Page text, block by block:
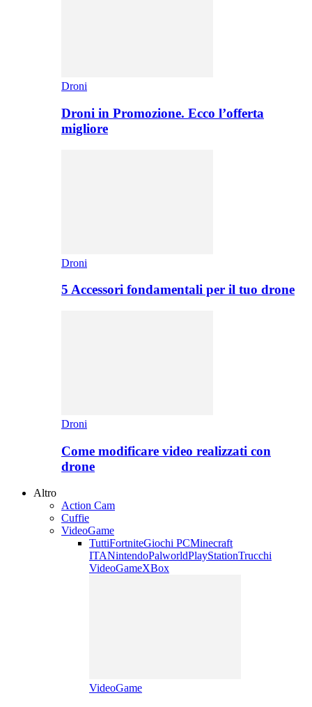
Droni
Droni in Promozione. Ecco l’offerta
migliore
Droni
5 Accessori fondamentali per il tuo drone
Droni
Come modificare video realizzati con
drone
Altro
Action Cam
Cuffie
VideoGame
TuttiFortniteGiochi PCMinecraft
ITANintendoPalworldPlayStationTrucchi
VideoGameXBox
VideoGame